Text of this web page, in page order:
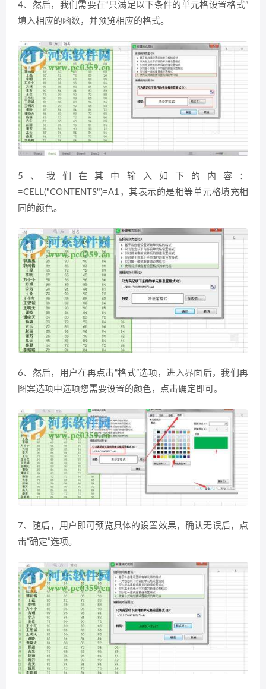
4、然后，我们需要在“只满足以下条件的单元格设置格式”
填入相应的函数，并预览相应的格式。
5、我们在其中输入如下的内容：
=CELL("CONTENTS")=A1，其表示的是相等单元格填充相
同的颜色。
6、然后，用户在再点击“格式”选项，进入界面后，我们再
图案选项中选项您需要设置的颜色，点击确定即可。
7、随后，用户即可预览具体的设置效果，确认无误后，点
击“确定”选项。